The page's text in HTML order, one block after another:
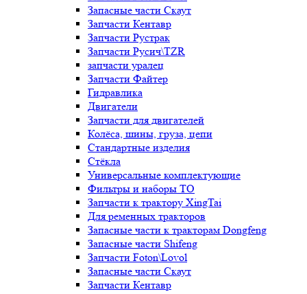
Запасные части Скаут
Запчасти Кентавр
Запчасти Рустрак
Запчасти Русич\TZR
запчасти уралец
Запчасти Файтер
Гидравлика
Двигатели
Запчасти для двигателей
Колёса, шины, груза, цепи
Стандартные изделия
Стёкла
Универсальные комплектующие
Фильтры и наборы ТО
Запчасти к трактору XingTai
Для ременных тракторов
Запасные части к тракторам Dongfeng
Запасные части Shifeng
Запчасти Foton\Lovol
Запасные части Скаут
Запчасти Кентавр